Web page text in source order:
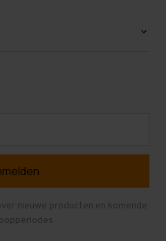
nieuwe producten en komende